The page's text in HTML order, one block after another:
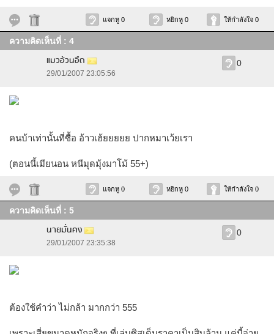
แจกหู 0 หยิกหู 0 ให้กำลังใจ 0
ความคิดเห็นที่ : 4
แมวอ้วนอืด
29/01/2007 23:05:56
0
คนบ้าเท่านั้นที่ซื้อ อ้าวเฮ้ยยยยย ปากหมาเว้ยเรา
(ตอนนี้เมียนอน หนีมุดมุ้งมาโม้ 55+)
แจกหู 0 หยิกหู 0 ให้กำลังใจ 0
ความคิดเห็นที่ : 5
นายมั่นคง
29/01/2007 23:35:38
0
ต้องใช้คำว่า ไม่กล้า มากกว่า 555